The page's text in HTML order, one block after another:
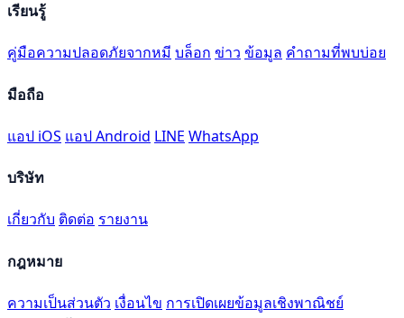
เรียนรู้
คู่มือความปลอดภัยจากหมี บล็อก ข่าว ข้อมูล คำถามที่พบบ่อย
มือถือ
แอป iOS แอป Android LINE WhatsApp
บริษัท
เกี่ยวกับ ติดต่อ รายงาน
กฎหมาย
ความเป็นส่วนตัว เงื่อนไข การเปิดเผยข้อมูลเชิงพาณิชย์